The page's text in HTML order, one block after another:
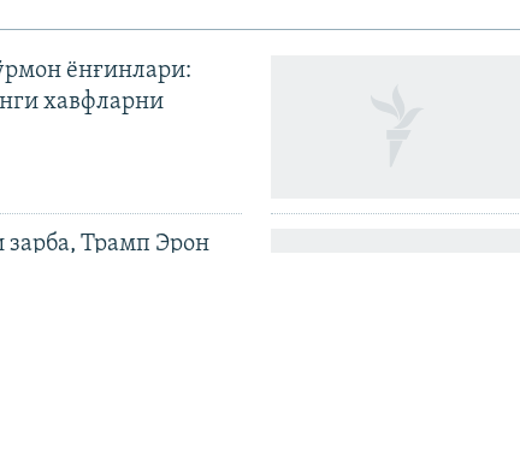
ёнғинлари:
хавфларни
зарба, Трамп Эрон